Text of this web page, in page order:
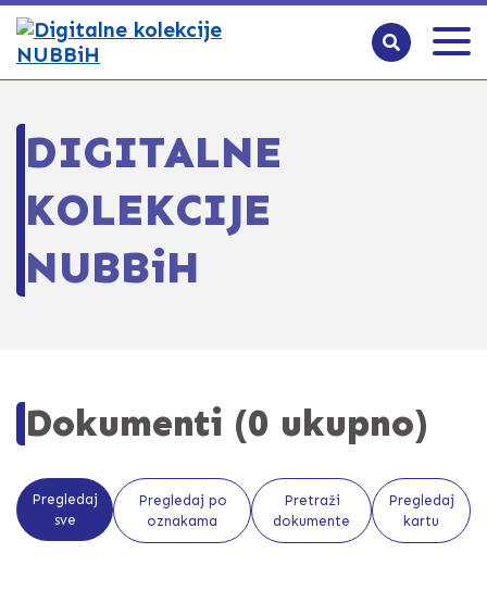
DIGITALNE
KOLEKCIJE
NUBBiH
Dokumenti (0 ukupno)
Pregledaj
sve
Pregledaj po
oznakama
Pretraži
dokumente
Pregledaj
kartu